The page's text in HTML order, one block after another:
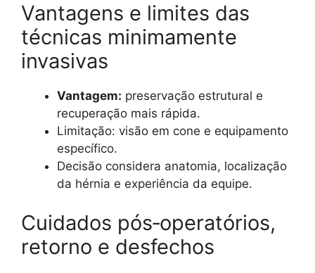
Vantagens e limites das
técnicas minimamente
invasivas
Vantagem: preservação estrutural e
recuperação mais rápida.
Limitação: visão em cone e equipamento
específico.
Decisão considera anatomia, localização
da hérnia e experiência da equipe.
Cuidados pós‑operatórios,
retorno e desfechos